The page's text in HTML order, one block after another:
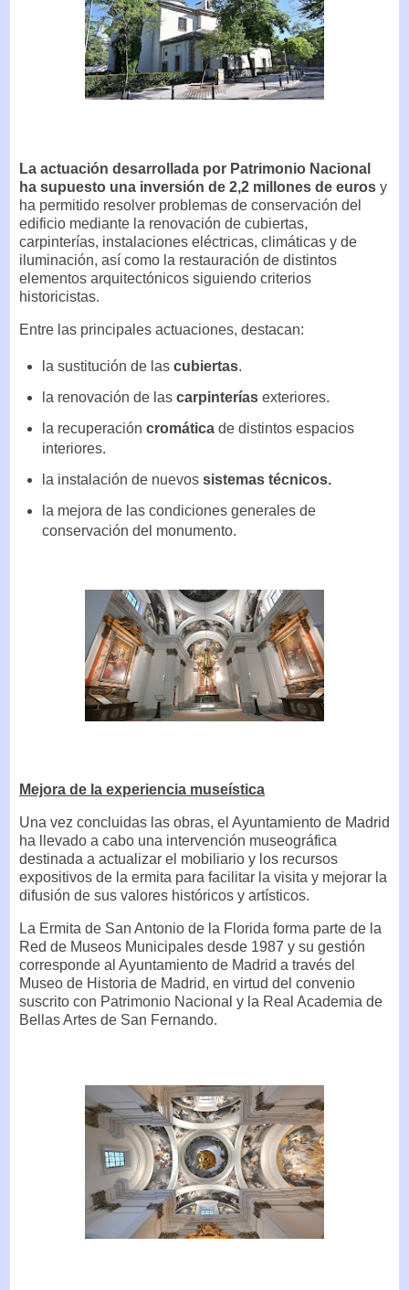
La actuación desarrollada por Patrimonio Nacional
ha supuesto una inversión de 2,2 millones de euros y
ha permitido resolver problemas de conservación del
edificio mediante la renovación de cubiertas,
carpinterías, instalaciones eléctricas, climáticas y de
iluminación, así como la restauración de distintos
elementos arquitectónicos siguiendo criterios
historicistas.
Entre las principales actuaciones, destacan:
la sustitución de las cubiertas.
la renovación de las carpinterías exteriores.
la recuperación cromática de distintos espacios
interiores.
la instalación de nuevos sistemas técnicos.
la mejora de las condiciones generales de
conservación del monumento.
Mejora de la experiencia museística
Una vez concluidas las obras, el Ayuntamiento de Madrid
ha llevado a cabo una intervención museográfica
destinada a actualizar el mobiliario y los recursos
expositivos de la ermita para facilitar la visita y mejorar la
difusión de sus valores históricos y artísticos.
La Ermita de San Antonio de la Florida forma parte de la
Red de Museos Municipales desde 1987 y su gestión
corresponde al Ayuntamiento de Madrid a través del
Museo de Historia de Madrid, en virtud del convenio
suscrito con Patrimonio Nacional y la Real Academia de
Bellas Artes de San Fernando.